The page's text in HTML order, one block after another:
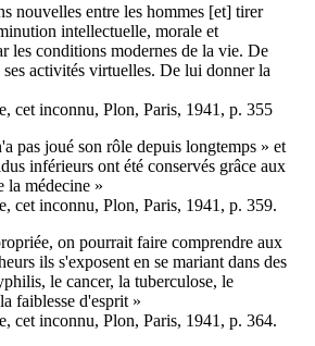
nouvelles entre les hommes [et] tirer
intellectuelle, morale et
les conditions modernes de la vie. De
activités virtuelles. De lui donner la
cet inconnu, Plon, Paris, 1941, p. 355
pas joué son rôle depuis longtemps » et
inférieurs ont été conservés grâce aux
la médecine »
cet inconnu, Plon, Paris, 1941, p. 359.
on pourrait faire comprendre aux
ils s'exposent en se mariant dans des
le cancer, la tuberculose, le
faiblesse d'esprit »
cet inconnu, Plon, Paris, 1941, p. 364.